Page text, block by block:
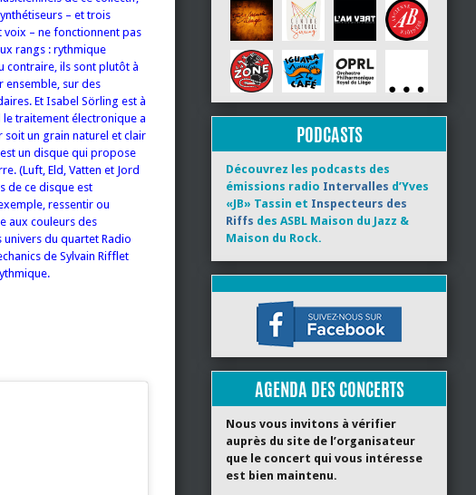
– et trois
– ne fonctionnent pas
rangs : rythmique
contraire, ils sont plutôt à
ensemble, sur des
Et Isabel Sörling est à
le traitement électronique a
soit un grain naturel et clair
un disque qui propose
(Luft, Eld, Vatten et Jord
de ce disque est
ressentir ou
aux couleurs des
du quartet Radio
de Sylvain Rifflet
PODCASTS
Découvrez les podcasts des
émissions radio Intervalles d’Yves
«JB» Tassin et Inspecteurs des
Riffs des ASBL Maison du Jazz &
Maison du Rock.
AGENDA DES CONCERTS
Nous vous invitons à vérifier
auprès du site de l’organisateur
que le concert qui vous intéresse
est bien maintenu.